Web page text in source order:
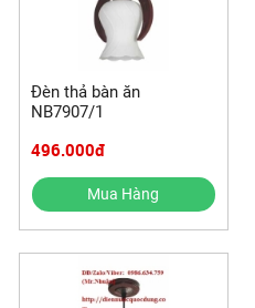
Đèn thả bàn ăn
NB7907/1
496.000đ
Mua Hàng